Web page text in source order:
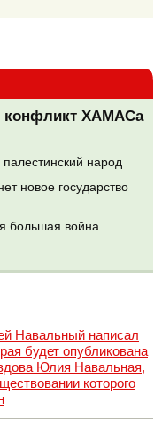
конфликт ХАМАСа
народ
новое государство
большая война
Навальный написал
будет опубликована
Юлия Навальная,
которого